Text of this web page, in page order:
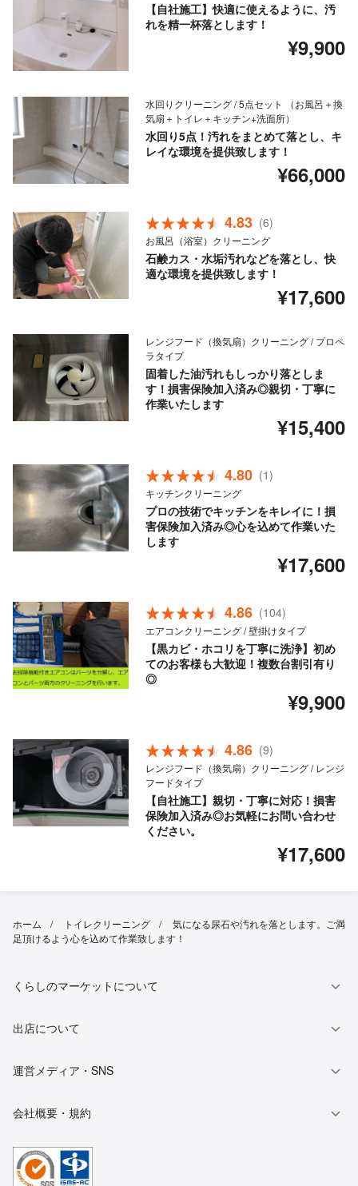
【自社施工】快適に使えるように、汚
れを精一杯落とします！
¥9,900
水回りクリーニング / 5点セット （お風呂＋換
気扇＋トイレ＋キッチン+洗面所）
水回り5点！汚れをまとめて落とし、キ
レイな環境を提供致します！
¥66,000
4.83 (6)
お風呂（浴室）クリーニング
石鹸カス・水垢汚れなどを落とし、快
適な環境を提供致します！
¥17,600
レンジフード（換気扇）クリーニング / プロペ
ラタイプ
固着した油汚れもしっかり落としま
す！損害保険加入済み◎親切・丁寧に
作業いたします
¥15,400
4.80 (1)
キッチンクリーニング
プロの技術でキッチンをキレイに！損
害保険加入済み◎心を込めて作業いた
します
¥17,600
4.86 (104)
エアコンクリーニング / 壁掛けタイプ
【黒カビ・ホコリを丁寧に洗浄】初め
てのお客様も大歓迎！複数台割引有り
◎
¥9,900
4.86 (9)
レンジフード（換気扇）クリーニング / レンジ
フードタイプ
【自社施工】親切・丁寧に対応！損害
保険加入済み◎お気軽にお問い合わせ
ください。
¥17,600
ホーム トイレクリーニング
気になる尿石や汚れを落とします。ご満
足頂けるよう心を込めて作業致します！
くらしのマーケットについて
出店について
運営メディア・SNS
会社概要・規約